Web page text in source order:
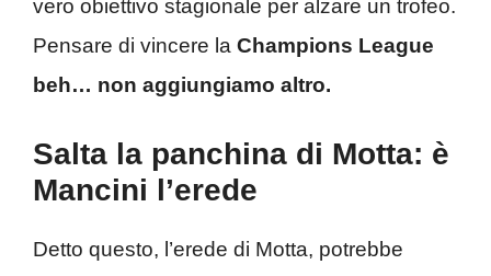
vero obiettivo stagionale per alzare un trofeo.
Pensare di vincere la Champions League
beh… non aggiungiamo altro.
Salta la panchina di Motta: è
Mancini l’erede
Detto questo, l’erede di Motta, potrebbe